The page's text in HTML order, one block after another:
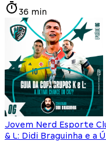
36 min
Jovem Nerd Esporte
& L: Didi Braguinha e a